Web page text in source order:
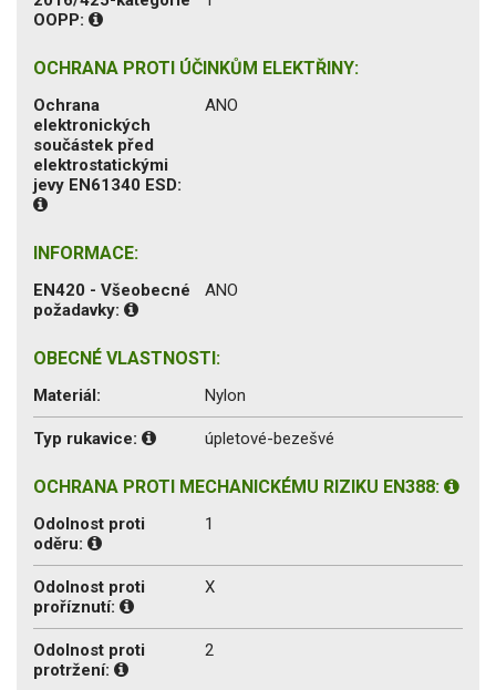
OOPP:
OCHRANA PROTI ÚČINKŮM ELEKTŘINY:
Ochrana
elektronických
součástek před
elektrostatickými
jevy EN61340 ESD:
ANO
INFORMACE:
EN420 - Všeobecné
požadavky:
ANO
OBECNÉ VLASTNOSTI:
Materiál: Nylon
Typ rukavice: úpletové-bezešvé
OCHRANA PROTI MECHANICKÉMU RIZIKU EN388:
Odolnost proti
oděru:
1
Odolnost proti
proříznutí:
X
Odolnost proti
protržení:
2